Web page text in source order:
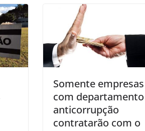
Somente empresas
com departamento
anticorrupção
contratarão com o